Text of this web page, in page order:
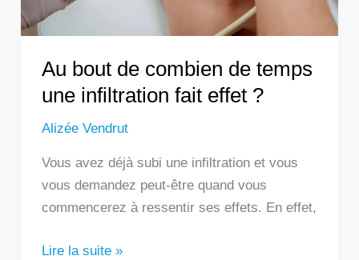
Au bout de combien de temps
une infiltration fait effet ?
Alizée Vendrut
Vous avez déjà subi une infiltration et vous
vous demandez peut-être quand vous
commencerez à ressentir ses effets. En effet,
fait
effet
?
Lire la suite »